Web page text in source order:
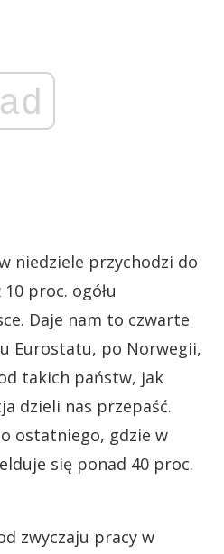
ad
niedziele przychodzi do
proc. ogółu
Daje nam to czwarte
Eurostatu, po Norwegii,
takich państw, jak
dzieli nas przepaść.
ostatniego, gdzie w
się ponad 40 proc.
zwyczaju pracy w